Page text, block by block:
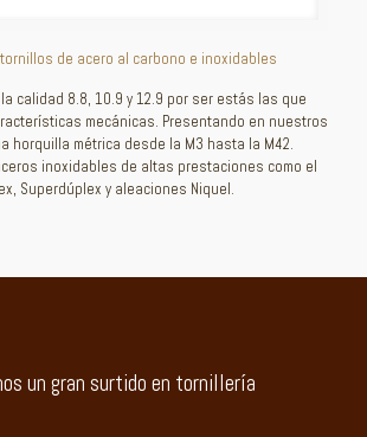
de acero al carbono e inoxidables
calidad 8.8, 10.9 y 12.9 por ser estás las que
mecánicas. Presentando en nuestros
horquilla métrica desde la M3 hasta la M42.
inoxidables de altas prestaciones como el
Superdúplex y aleaciones Niquel.
un gran surtido en tornillería